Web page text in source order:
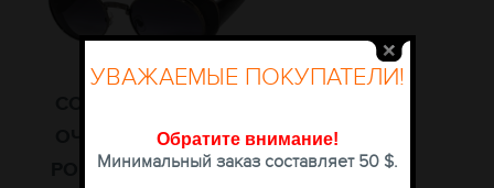
ОЧКИ BLUE CLASSIC
POLAROID 31625 C56
УВАЖАЕМЫЕ ПОКУПАТЕЛИ!
Обратите внимание!
Минимальный заказ составляет 50 $.